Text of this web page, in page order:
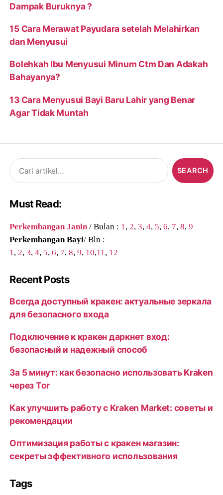
Dampak Buruknya ?
15 Cara Merawat Payudara setelah Melahirkan
dan Menyusui
Bolehkah Ibu Menyusui Minum Ctm Dan Adakah
Bahayanya?
13 Cara Menyusui Bayi Baru Lahir yang Benar
Agar Tidak Muntah
Search
for:
Must Read:
Perkembangan Janin / Bulan : 1 , 2,3,4, 5,6, 7,8,9
Perkembangan Bayi/ Bln :
1 , 2,3,4, 5,6, 7,8,9, 10,11 , 12
Recent Posts
Всегда доступный кракен: актуальные зеркала
для безопасного входа
Подключение к кракен даркнет вход:
безопасный и надежный способ
За 5 минут: как безопасно использовать Kraken
через Tor
Как улучшить работу с Kraken Market: советы и
рекомендации
Оптимизация работы с кракен магазин:
секреты эффективного использования
Tags